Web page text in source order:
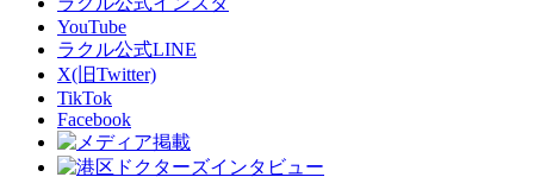
YouTube
ラクル公式LINE
X(旧Twitter)
TikTok
Facebook